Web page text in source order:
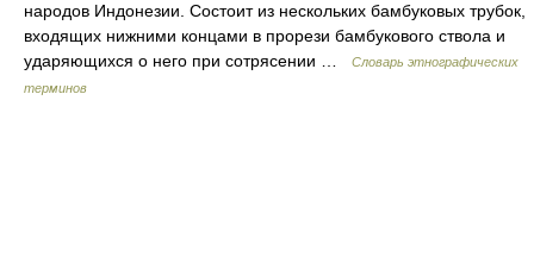
народов Индонезии. Состоит из нескольких бамбуковых трубок,
входящих нижними концами в прорези бамбукового ствола и
ударяющихся о него при сотрясении …
Словарь этнографических
терминов